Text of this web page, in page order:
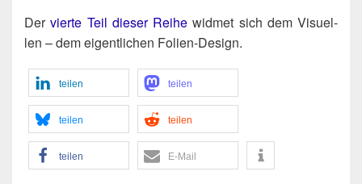
Dervier­te Teil die­ser Rei­he wid­met sich dem Visu­el­
len – dem eigent­li­chen Folien-Design.
tei­len tei­len
tei­len tei­len
tei­len E‑Mail